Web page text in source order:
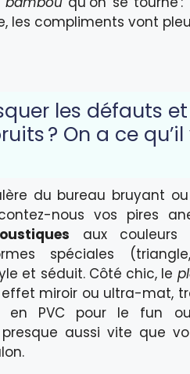
les compliments vont
les défauts et
? On a ce
du bureau bruyant
nous vos pires
aux couleurs
spéciales
et séduit. Côté chic, le
miroir ou ultra-mat,
en PVC pour le fun
aussi vite que